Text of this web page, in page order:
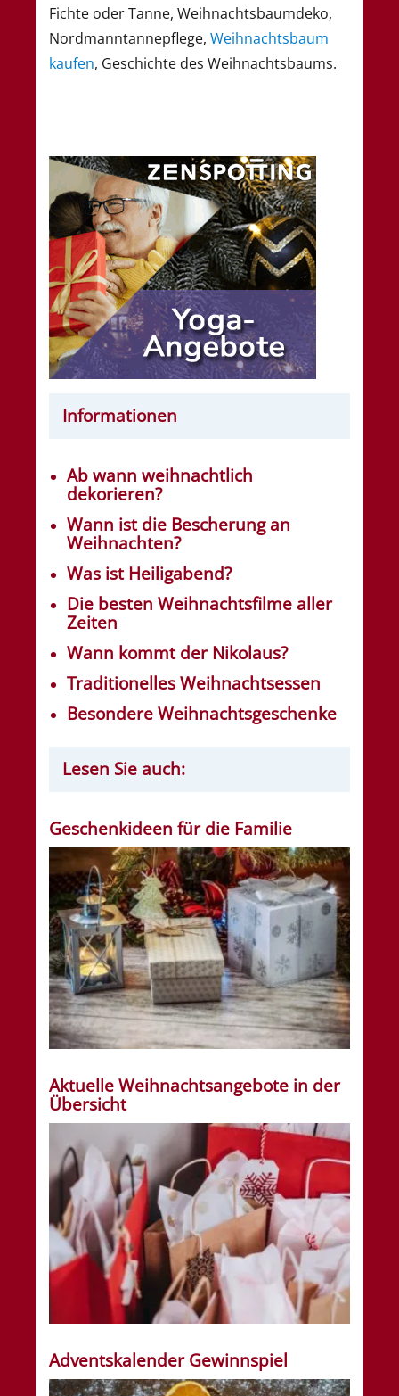
Fichte oder Tanne, Weihnachtsbaumdeko,
Nordmanntannepflege, Weihnachtsbaum
kaufen, Geschichte des Weihnachtsbaums.
Informationen
Ab wann weihnachtlich
dekorieren?
Wann ist die Bescherung an
Weihnachten?
Was ist Heiligabend?
Die besten Weihnachtsfilme aller
Zeiten
Wann kommt der Nikolaus?
Traditionelles Weihnachtsessen
Besondere Weihnachtsgeschenke
Lesen Sie auch:
Geschenkideen für die Familie
Aktuelle Weihnachtsangebote in der
Übersicht
Adventskalender Gewinnspiel